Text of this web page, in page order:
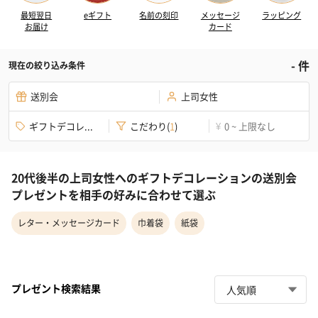
最短翌日
お届け
eギフト 名前の刻印
メッセージ
カード
ラッピング
現在の絞り込み条件 -件
送別会 上司女性
ギフトデコレ... こだわり(1) ¥ 0 ~ 上限なし
20代後半の上司女性へのギフトデコレーションの送別会
プレゼントを相手の好みに合わせて選ぶ
レター・メッセージカード 巾着袋 紙袋
プレゼント検索結果